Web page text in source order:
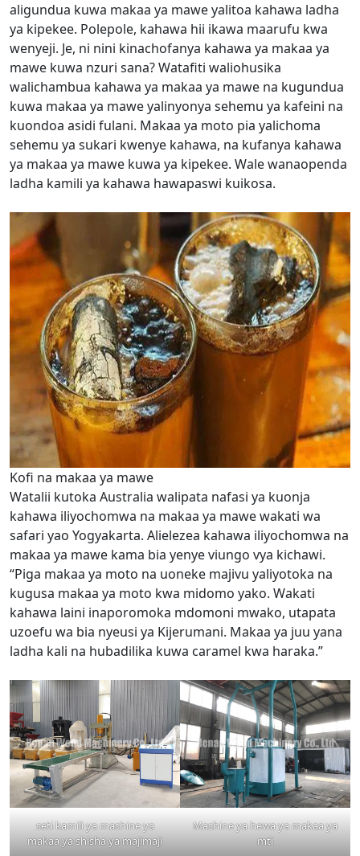
aligundua kuwa makaa ya mawe yalitoa kahawa ladha
ya kipekee. Polepole, kahawa hii ikawa maarufu kwa
wenyeji. Je, ni nini kinachofanya kahawa ya makaa ya
mawe kuwa nzuri sana? Watafiti waliohusika
walichambua kahawa ya makaa ya mawe na kugundua
kuwa makaa ya mawe yalinyonya sehemu ya kafeini na
kuondoa asidi fulani. Makaa ya moto pia yalichoma
sehemu ya sukari kwenye kahawa, na kufanya kahawa
ya makaa ya mawe kuwa ya kipekee. Wale wanaopenda
ladha kamili ya kahawa hawapaswi kuikosa.
Kofi na makaa ya mawe
Watalii kutoka Australia walipata nafasi ya kuonja
kahawa iliyochomwa na makaa ya mawe wakati wa
safari yao Yogyakarta. Alielezea kahawa iliyochomwa na
makaa ya mawe kama bia yenye viungo vya kichawi.
“Piga makaa ya moto na uoneke majivu yaliyotoka na
kugusa makaa ya moto kwa midomo yako. Wakati
kahawa laini inaporomoka mdomoni mwako, utapata
uzoefu wa bia nyeusi ya Kijerumani. Makaa ya juu yana
ladha kali na hubadilika kuwa caramel kwa haraka.”
seti kamili ya mashine ya
makaa ya shisha ya majimaji
Mashine ya hewa ya makaa ya
mti